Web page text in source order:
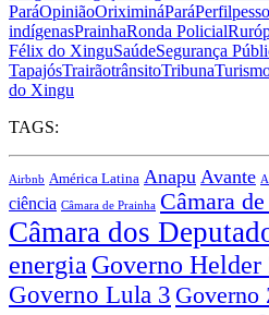
ParáOpiniãoOriximináParáPerfil
indígenasPrainhaRonda Policial
Félix do XinguSaúdeSegurança
TapajósTrairãotrânsitoTribuna
do Xingu
TAGS:
Airbnb América Latina Anapu Avante
ciência Câmara de Prainha Câmara
Câmara dos
energia Governo Helder
Governo Lula 3 Governo